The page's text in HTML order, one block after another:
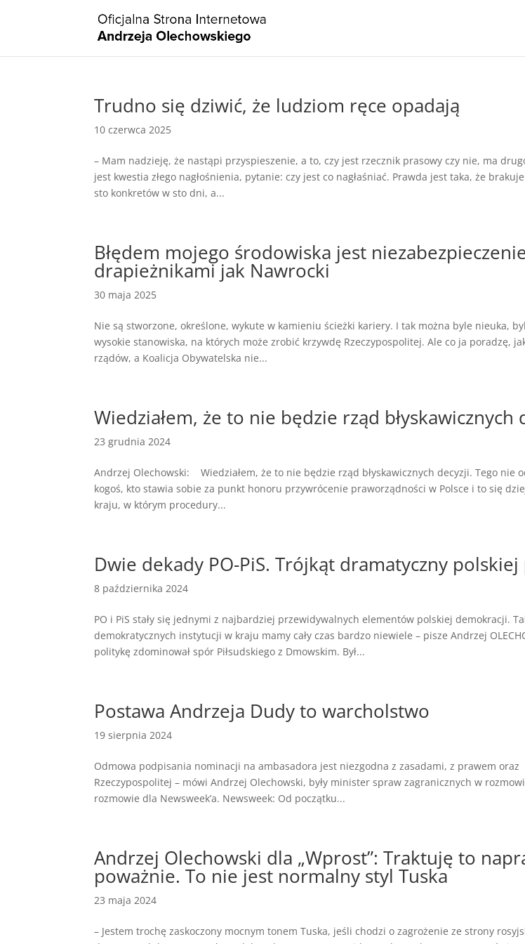
Trudno się dziwić, że ludziom ręce opadają
10 czerwca 2025
– Mam nadzieję, że nastąpi przyspieszenie, a to, czy jest rzecznik prasowy czy nie, ma
jest kwestia złego nagłośnienia, pytanie: czy jest co nagłaśniać. Prawda jest taka, że
sto konkretów w sto dni, a...
Błędem mojego środowiska jest
drapieżnikami jak Nawrocki
30 maja 2025
Nie są stworzone, określone, wykute w kamieniu ścieżki kariery. I tak można byle nieuka,
wysokie stanowiska, na których może zrobić krzywdę Rzeczypospolitej. Ale co ja poradzę,
rządów, a Koalicja Obywatelska nie...
Wiedziałem, że to nie będzie rząd błyskawicznych
23 grudnia 2024
Andrzej Olechowski: Wiedziałem, że to nie będzie rząd błyskawicznych decyzji. Tego nie
kogoś, kto stawia sobie za punkt honoru przywrócenie praworządności w Polsce i to się
kraju, w którym procedury...
Dwie dekady PO-PiS. Trójkąt dramatyczny
8 października 2024
PO i PiS stały się jednymi z najbardziej przewidywalnych elementów polskiej demokracji.
demokratycznych instytucji w kraju mamy cały czas bardzo niewiele – pisze Andrzej
politykę zdominował spór Piłsudskiego z Dmowskim. Był...
Postawa Andrzeja Dudy to warcholstwo
19 sierpnia 2024
Odmowa podpisania nominacji na ambasadora jest niezgodna z zasadami, z prawem
Rzeczypospolitej – mówi Andrzej Olechowski, były minister spraw zagranicznych w
rozmowie dla Newsweek’a. Newsweek: Od początku...
Andrzej Olechowski dla „Wprost”: Traktuję to
poważnie. To nie jest normalny styl Tuska
23 maja 2024
– Jestem trochę zaskoczony mocnym tonem Tuska, jeśli chodzi o zagrożenie ze strony